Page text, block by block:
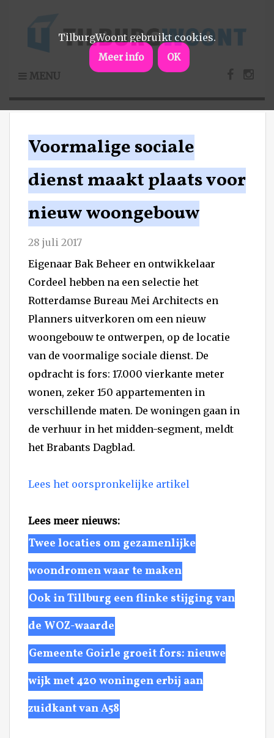
MENU
Voormalige sociale
dienst maakt plaats voor
nieuw woongebouw
28 juli 2017
Eigenaar Bak Beheer en ontwikkelaar
Cordeel hebben na een selectie het
Rotterdamse Bureau Mei Architects en
Planners uitverkoren om een nieuw
woongebouw te ontwerpen, op de locatie
van de voormalige sociale dienst. De
opdracht is fors: 17.000 vierkante meter
wonen, zeker 150 appartementen in
verschillende maten. De woningen gaan in
de verhuur in het midden-segment, meldt
het Brabants Dagblad.
Lees het oorspronkelijke artikel
Lees meer nieuws:
Twee locaties om gezamenlijke
woondromen waar te maken
Ook in Tillburg een flinke stijging van
de WOZ-waarde
Gemeente Goirle groeit fors: nieuwe
wijk met 420 woningen erbij aan
zuidkant van A58
TilburgWoont gebruikt cookies.
Meer info OK